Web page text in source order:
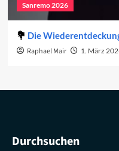
Sanremo 2026
Die
Raphael Mair 1. März
Durchsuchen